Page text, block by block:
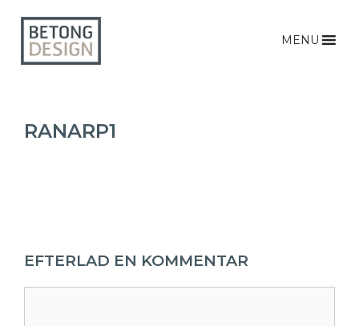
MENU
RANARP1
EFTERLAD EN KOMMENTAR